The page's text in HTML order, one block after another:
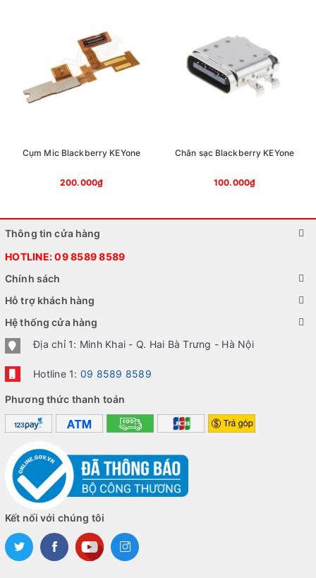
Cụm Mic Blackberry KEYone
200.000₫
Chân sạc Blackberry KEYone
100.000₫
Thông tin cửa hàng
HOTLINE:09 8589 8589
Chính sách
Hỗ trợ khách hàng
Hệ thống cửa hàng
Địa chỉ 1: Minh Khai - Q. Hai Bà Trưng - Hà Nội
Hotline 1: 09 8589 8589
Phương thức thanh toán
Kết nối với chúng tôi